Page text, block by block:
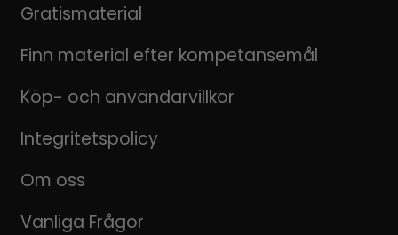
Gratismaterial
Finn material efter kompetansemål
Köp- och användarvillkor
Integritetspolicy
Om oss
Vanliga Frågor